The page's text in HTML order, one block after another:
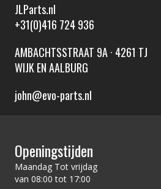
JLParts.nl
+31(0)416 724 936
AMBACHTSSTRAAT 9A · 4261 TJ
WIJK EN AALBURG
john@evo-parts.nl
Openingstijden
Maandag Tot vrijdag
van 08:00 tot 17:00